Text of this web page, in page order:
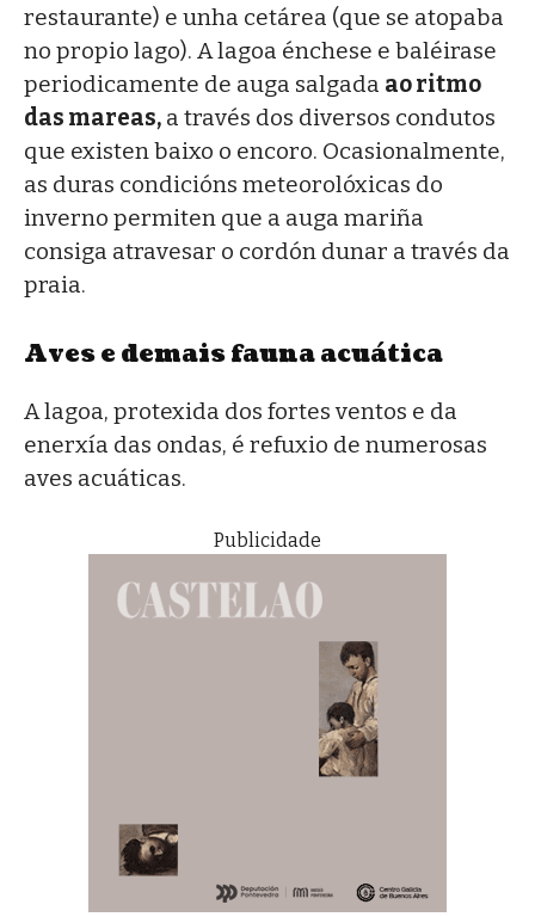
restaurante) e unha cetárea (que se atopaba
no propio lago). A lagoa énchese e baléirase
periodicamente de auga salgada ao ritmo
das mareas, a través dos diversos condutos
que existen baixo o encoro. Ocasionalmente,
as duras condicións meteorolóxicas do
inverno permiten que a auga mariña
consiga atravesar o cordón dunar a través da
praia.
Aves e demais fauna acuática
A lagoa, protexida dos fortes ventos e da
enerxía das ondas, é refuxio de numerosas
aves acuáticas.
Publicidade